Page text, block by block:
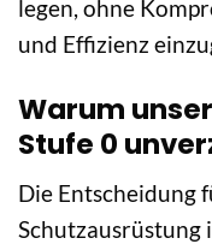
legen, ohne
und Effizienz
Warum
Stufe 0
Die Entscheidung
Schutzausrüstung